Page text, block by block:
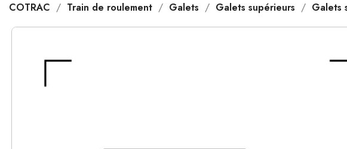
COTRAC Train de roulement Galets Galets supérieurs Galets